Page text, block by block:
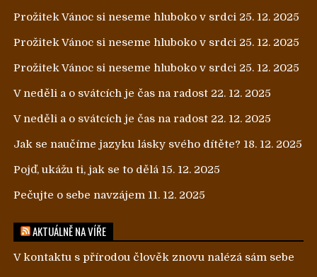
Prožitek Vánoc si neseme hluboko v srdci 25. 12. 2025
Prožitek Vánoc si neseme hluboko v srdci 25. 12. 2025
Prožitek Vánoc si neseme hluboko v srdci 25. 12. 2025
V neděli a o svátcích je čas na radost 22. 12. 2025
V neděli a o svátcích je čas na radost 22. 12. 2025
Jak se naučíme jazyku lásky svého dítěte? 18. 12. 2025
Pojď, ukážu ti, jak se to dělá 15. 12. 2025
Pečujte o sebe navzájem 11. 12. 2025
AKTUÁLNĚ NA VÍŘE
V kontaktu s přírodou člověk znovu nalézá sám sebe